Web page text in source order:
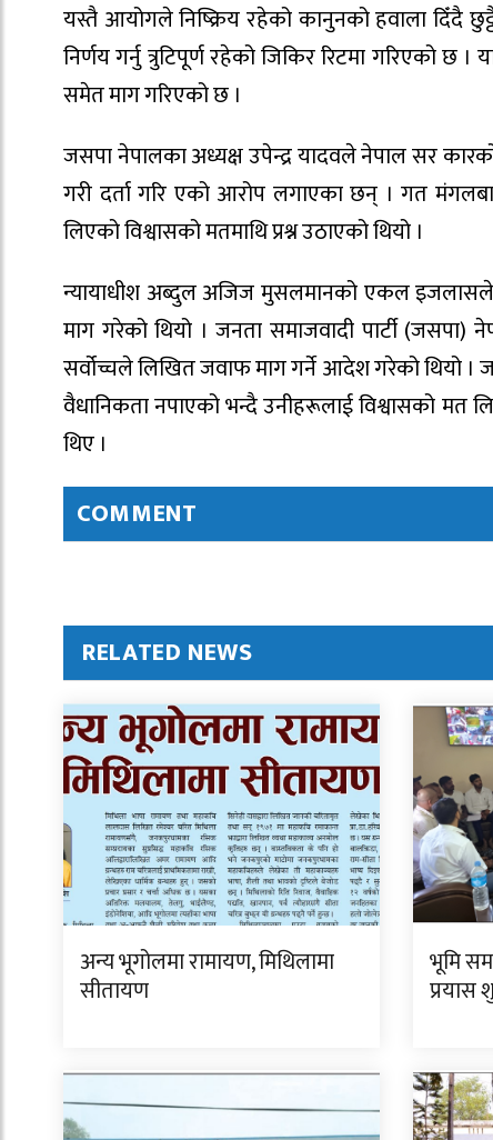
यस्तै आयोगले निष्क्रिय रहेको कानुनको हवाला दिँदै
निर्णय गर्नु त्रुटिपूर्ण रहेको जिकिर रिटमा गरिएको छ
समेत माग गरिएको छ ।
जसपा नेपालका अध्यक्ष उपेन्द्र यादवले नेपाल सर
गरी दर्ता गरि एको आरोप लगाएका छन् । गत
लिएको विश्वासको मतमाथि प्रश्न उठाएको थियो ।
न्यायाधीश अब्दुल अजिज मुसलमानको एकल इजलासले
माग गरेको थियो । जनता समाजवादी पार्टी (जसपा)
सर्वोच्चले लिखित जवाफ माग गर्ने आदेश गरेको थियो
वैधानिकता नपाएको भन्दै उनीहरूलाई विश्वासको मत
थिए ।
COMMENT
RELATED NEWS
अन्य भूगोलमा रामायण, मिथिलामा
सीतायण
भूमि
प्रयास